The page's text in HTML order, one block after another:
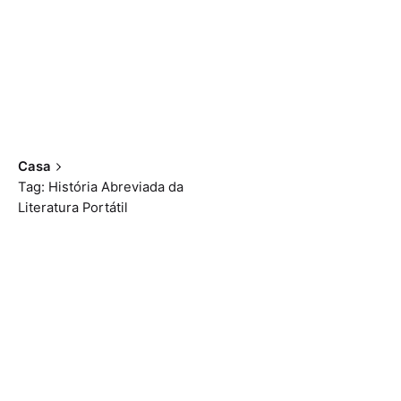
Casa
Tag: História Abreviada da
Literatura Portátil